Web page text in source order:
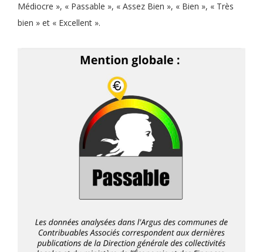
Médiocre », « Passable », « Assez Bien », « Bien », « Très
bien » et « Excellent ».